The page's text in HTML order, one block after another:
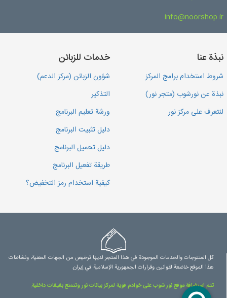
info@noorshop.ir
نبذة عنا
شروط استخدام برامج المركز
نبذة عن نورشوب (متجر نور)
لنتعرف على مركز نور
خدمات للزبائن
شؤون الزبائن (مركز الدعم)
التذكير
ورشة تعليم البرنامج
دليل تثبيت البرنامج
دليل تحميل البرنامج
طريقة تفعيل البرنامج
كيفية استخدام رمز التخفيض؟
كل المنتوجات والخدمات الموجودة في هذا المتجر لديها ترخيص من الجهات المعنية، ونشاطات
هذا الموقع خاضعة لقوانين وقرارات الجمهورية الإسلامية في إيران.
تتم استضافة موقع نور شوب على خوادم قوية لمركز بيانات نور وتتمتع بغيغات داخلية.